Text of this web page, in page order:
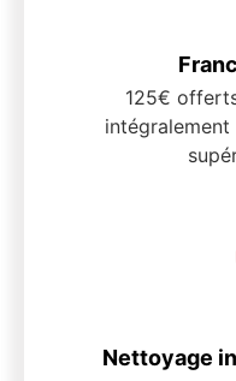
125€
Nettoyage